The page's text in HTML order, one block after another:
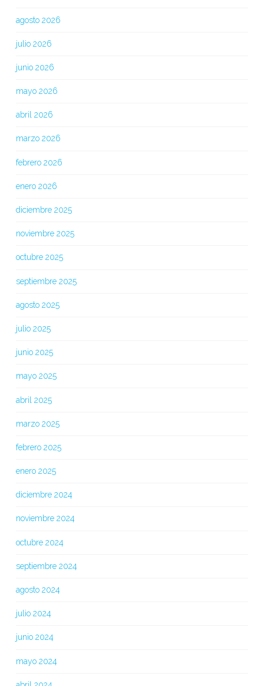
agosto 2026
julio 2026
junio 2026
mayo 2026
abril 2026
marzo 2026
febrero 2026
enero 2026
diciembre 2025
noviembre 2025
octubre 2025
septiembre 2025
agosto 2025
julio 2025
junio 2025
mayo 2025
abril 2025
marzo 2025
febrero 2025
enero 2025
diciembre 2024
noviembre 2024
octubre 2024
septiembre 2024
agosto 2024
julio 2024
junio 2024
mayo 2024